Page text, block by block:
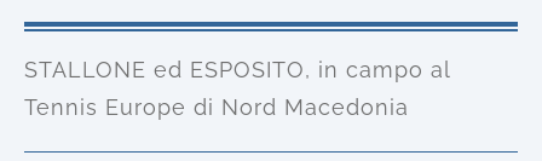
STALLONE ed ESPOSITO, in campo al
Tennis Europe di Nord Macedonia